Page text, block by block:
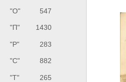
"О" 547
"П" 1430
"Р" 283
"С" 882
"Т" 265